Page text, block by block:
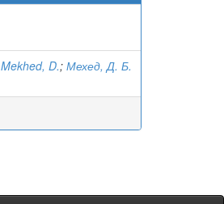
Mekhed, D.; Мехед, Д. Б.